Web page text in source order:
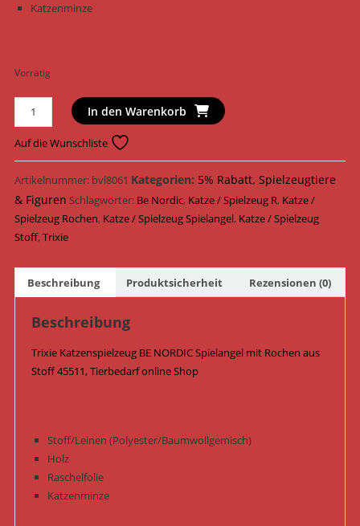
Katzenminze
Vorrätig
Trixie
Katzenspielzeug
BE
NORDIC
Spielangel
mit
Rochen
Stoff
cm
45511
In den Warenkorb
Auf die Wunschliste
Artikelnummer: bvl8061 Kategorien: 5% Rabatt, Spielzeugtiere
& Figuren Schlagwörter: Be Nordic, Katze / Spielzeug R, Katze /
Spielzeug Rochen, Katze / Spielzeug Spielangel, Katze / Spielzeug
Stoff,Trixie
Beschreibung Produktsicherheit Rezensionen (0)
Beschreibung
Trixie Katzenspielzeug BE NORDIC Spielangel mit Rochen aus
Stoff 45511, Tierbedarf online Shop
Stoff/Leinen (Polyester/Baumwollgemisch)
Holz
Raschelfolie
Katzenminze